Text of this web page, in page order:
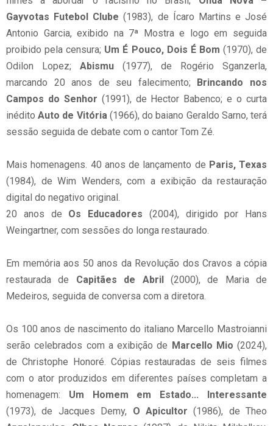
Gayvotas Futebol Clube (1983), de Ícaro Martins e José
Antonio Garcia, exibido na 7ª Mostra e logo em seguida
proibido pela censura; Um É Pouco, Dois É Bom (1970), de
Odilon Lopez; Abismu (1977), de Rogério Sganzerla,
marcando 20 anos de seu falecimento; Brincando nos
Campos do Senhor (1991), de Hector Babenco; e o curta
inéditoAuto de Vitória(1966), do baiano Geraldo Sarno, terá
sessão seguida de debate com o cantor Tom Zé.
Mais homenagens. 40 anos de lançamento de Paris, Texas
(1984), de Wim Wenders, com a exibição da restauração
digital do negativo original.
20 anos de Os Educadores (2004), dirigido por Hans
Weingartner, com sessões do longa restaurado.
Em memória aos 50 anos da Revolução dos Cravos a cópia
restaurada de Capitães de Abril (2000), de Maria de
Medeiros, seguida de conversa com a diretora.
Os 100 anos de nascimento do italiano Marcello Mastroianni
serão celebrados com a exibição de Marcello Mio (2024),
de Christophe Honoré. Cópias restauradas de seis filmes
com o ator produzidos em diferentes países completam a
homenagem: Um Homem em Estado... Interessante
(1973), de Jacques Demy, O Apicultor (1986), de Theo